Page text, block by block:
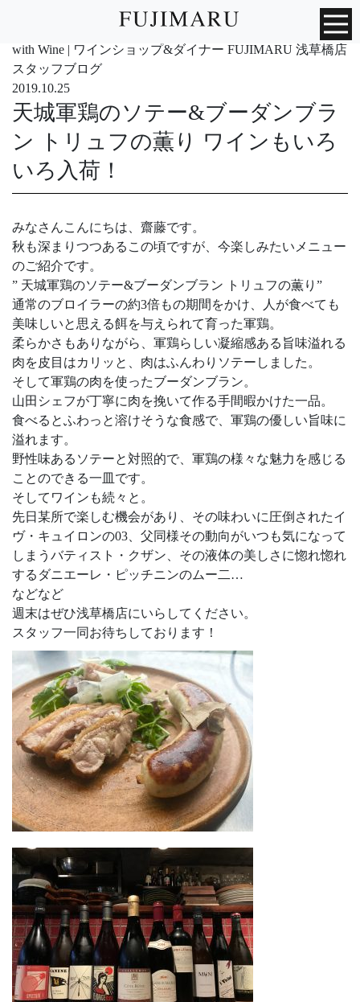
with Wine | ワインショップ&ダイナー FUJIMARU 浅草橋店
スタッフブログ
2019.10.25
天城軍鶏のソテー&ブーダンブラ
ン トリュフの薫り ワインもいろ
いろ入荷！
みなさんこんにちは、齋藤です。
秋も深まりつつあるこの頃ですが、今楽しみたいメニュー
のご紹介です。
” 天城軍鶏のソテー&ブーダンブラン トリュフの薫り”
通常のブロイラーの約3倍もの期間をかけ、人が食べても
美味しいと思える餌を与えられて育った軍鶏。
柔らかさもありながら、軍鶏らしい凝縮感ある旨味溢れる
肉を皮目はカリッと、肉はふんわりソテーしました。
そして軍鶏の肉を使ったブーダンブラン。
山田シェフが丁寧に肉を挽いて作る手間暇かけた一品。
食べるとふわっと溶けそうな食感で、軍鶏の優しい旨味に
溢れます。
野性味あるソテーと対照的で、軍鶏の様々な魅力を感じる
ことのできる一皿です。
そしてワインも続々と。
先日某所で楽しむ機会があり、その味わいに圧倒されたイ
ヴ・キュイロンの03、父同様その動向がいつも気になって
しまうバティスト・クザン、その液体の美しさに惚れ惚れ
するダニエーレ・ピッチニンのムー二…
などなど
週末はぜひ浅草橋店にいらしてください。
スタッフ一同お待ちしております！